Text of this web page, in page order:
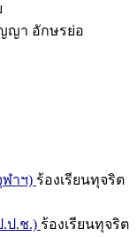
ญา อักษรย่อ
าฯ) ร้องเรียนทุจริต
ป.ช.) ร้องเรียนทุจริต